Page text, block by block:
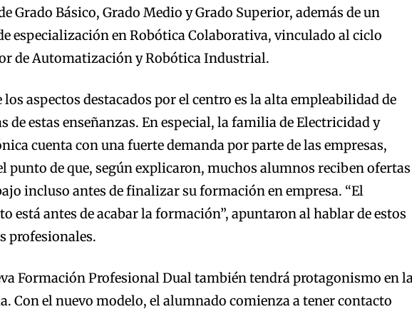
Grado Básico, Grado Medio y Grado Superior, además de un
especialización en Robótica Colaborativa, vinculado al ciclo
de Automatización y Robótica Industrial.
los aspectos destacados por el centro es la alta empleabilidad de
de estas enseñanzas. En especial, la familia de Electricidad y
cuenta con una fuerte demanda por parte de las empresas,
punto de que, según explicaron, muchos alumnos reciben ofertas
incluso antes de finalizar su formación en empresa. “El
está antes de acabar la formación”, apuntaron al hablar de estos
profesionales.
Formación Profesional Dual también tendrá protagonismo en
Con el nuevo modelo, el alumnado comienza a tener contacto